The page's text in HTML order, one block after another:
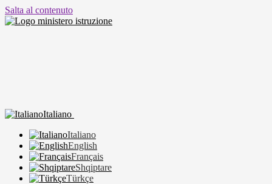
Salta al contenuto
Italiano
Italiano
English
Français
Shqiptare
Türkçe